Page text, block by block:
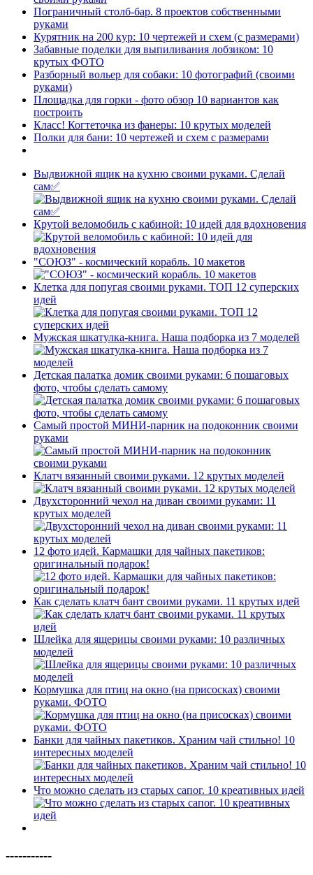
Пограничный столб-бар. 8 проектов собственными
руками
Курятник на 200 кур: 10 чертежей и схем (с размерами)
Забавные поделки для выпиливания лобзиком: 10
крутых ФОТО
Разборный вольер для собаки: 10 фотографий (своими
руками)
Площадка для горки - фото обзор 10 вариантов как
построить
Класс! Когтеточка из фанеры: 10 крутых моделей
Полки для бани: 10 чертежей и схем с размерами
Выдвижной ящик на кухню своими руками. Сделай
сам✅
Крутой веломобиль с кабиной: 10 идей для вдохновения
"СОЮЗ" - космический корабль. 10 макетов
Клетка для попугая своими руками. ТОП 12 суперских
идей
Мужская шкатулка-книга. Наша подборка из 7 моделей
Детская палатка домик своими руками: 6 пошаговых
фото, чтобы сделать самому
Самый простой МИНИ-парник на подоконник своими
руками
Клатч вязанный своими руками. 12 крутых моделей
Двухсторонний чехол на диван своими руками: 11
крутых моделей
12 фото идей. Кармашки для чайных пакетиков:
оригинальный подарок!
Как сделать клатч бант своими руками. 11 крутых идей
Шлейка для ящерицы своими руками: 10 различных
моделей
Кормушка для птиц на окно (на присосках) своими
руками. ФОТО
Банки для чайных пакетиков. Храним чай стильно! 10
интересных моделей
Что можно сделать из старых сапог. 10 креативных идей
-----------